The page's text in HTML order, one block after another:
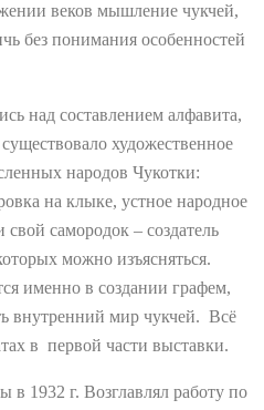
веков мышление чукчей,
без понимания особенностей
над составлением алфавита,
художественное
народов Чукотки:
на клыке, устное народное
самородок – создатель
можно изъясняться.
именно в создании графем,
внутренний мир чукчей. Всё
в первой части выставки.
1932 г. Возглавлял работу по